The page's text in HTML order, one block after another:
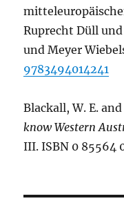
Ruprecht Düll
und Meyer
9783494014241
Blackall, W. E.
know Western
III. ISBN 0 85564